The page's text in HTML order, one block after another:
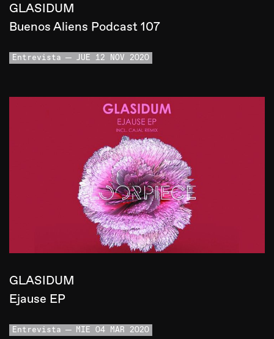
GLASIDUM
Buenos Aliens Podcast 107
Entrevista JUE 12 NOV 2020
GLASIDUM
Ejause EP
Entrevista MIE 04 MAR 2020